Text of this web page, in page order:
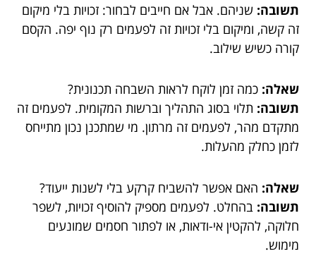
תשובה: שניהם. אבל אם חייבים לבחור: זכויות בלי מיקום
זה קשה, ומיקום בלי זכויות זה לפעמים רק נוף יפה. הקסם
קורה כשיש שילוב.
שאלה: כמה זמן לוקח לראות השבחה תכנונית?
תשובה: תלוי בסוג התהליך וברשות המקומית. לפעמים זה
מתקדם מהר, לפעמים זה מרתון. מי שמתכנן נכון מתייחס
לזמן כחלק מהעלות.
שאלה: האם אפשר להשביח קרקע בלי לשנות ייעוד?
תשובה: בהחלט. לפעמים מספיק להוסיף זכויות, לשפר
חלוקה, להקטין אי-ודאות, או לפתור חסמים שמונעים
מימוש.